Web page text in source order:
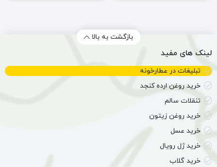
بازگشت به بالا
لینک های مفید
تبلیغات در عطارخونه
خرید روغن ارده کنجد
تنقلات سالم
خرید روغن زیتون
خرید عسل
خرید ژل رویال
خرید گلاب